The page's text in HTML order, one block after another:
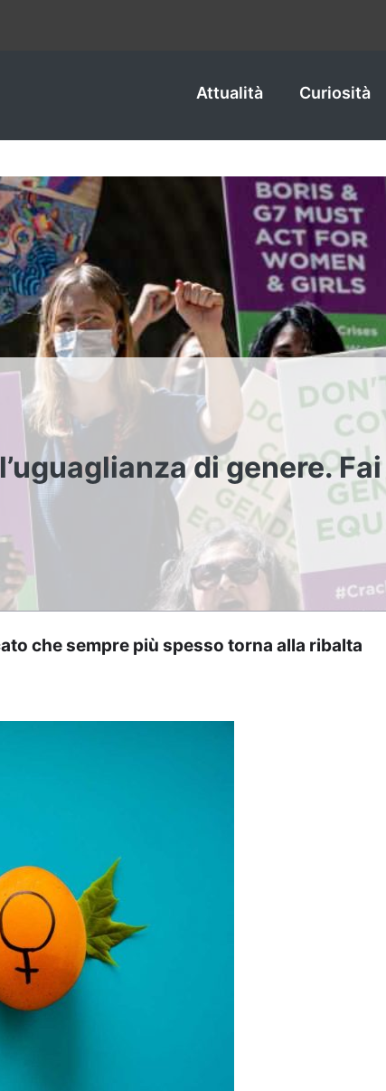
Attualità Curiosità
di genere.
che sempre più spesso torna alla ribalta